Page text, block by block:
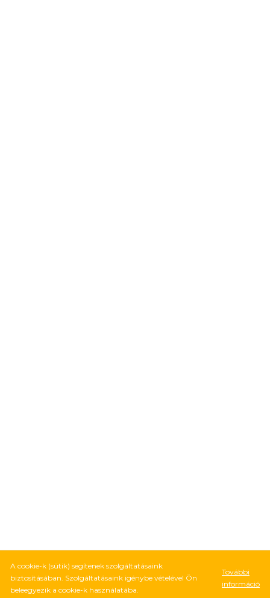
A cookie-k (sütik) segítenek szolgáltatásaink
biztosításában. Szolgáltatásaink igénybe vételével Ön
beleegyezik a cookie-k használatába.
További
információ